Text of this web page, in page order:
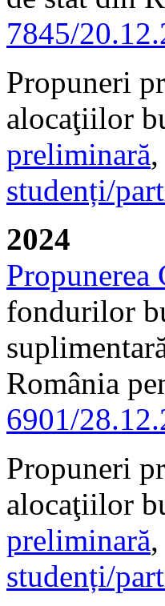
7845/
Propuneri
alocaţiilor
preliminară,
studenți/
2024
Propunerea
fondurilor
România
6901/
Propuneri
alocaţiilor
preliminară,
studenți/